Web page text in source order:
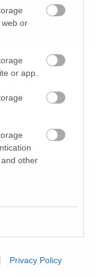
web or
or app.
other
Privacy Policy
.gr